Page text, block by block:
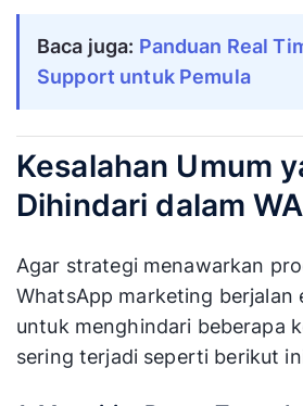
Baca juga: Panduan Real
Support untuk Pemula
Kesalahan Umum
Dihindari dalam
Agar strategi menawarkan
WhatsApp marketing berjalan
untuk menghindari beberapa
sering terjadi seperti berikut